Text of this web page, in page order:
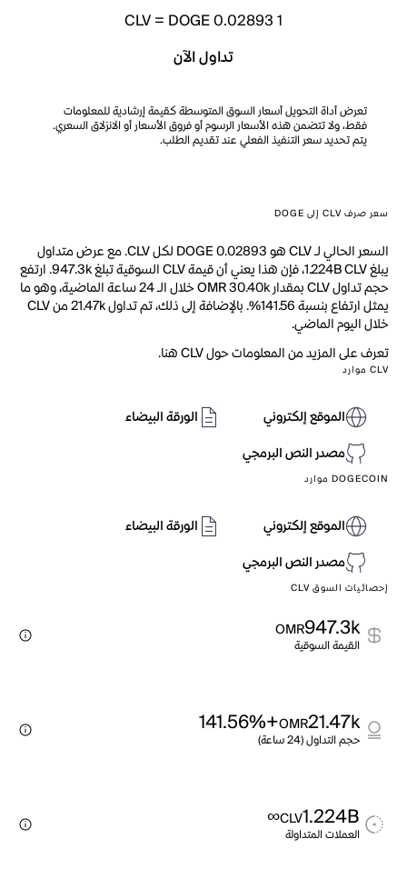
1
CLV= DOGE 0.02893
تداول الآن
تعرض أداة التحويل أسعار السوق المتوسطة كقيمة إرشادية للمعلومات
فقط، ولا تتضمن هذه الأسعار الرسوم أو فروق الأسعار أو الانزلاق السعري.
يتم تحديد سعر التنفيذ الفعلي عند تقديم الطلب.
سعر صرف CLV إلى DOGE
السعر الحالي لـ CLV هو DOGE 0.02893 لكل CLV. مع عرض متداول
يبلغ 1.224B CLV، فإن هذا يعني أن قيمة CLV السوقية تبلغ 947.3k. ارتفع
حجم تداول CLV بمقدار OMR 30.40k خلال الـ 24 ساعة الماضية، وهو ما
يمثل ارتفاع بنسبة 141.56%. بالإضافة إلى ذلك، تم تداول 21.47k من CLV
خلال اليوم الماضي.
تعرف على المزيد من المعلومات حول CLV هنا.
CLV موارد
الموقع إلكتروني
الورقة البيضاء
مصدر النص البرمجي
DOGECOIN موارد
الموقع إلكتروني
الورقة البيضاء
مصدر النص البرمجي
إحصائيات السوق CLV
947.3k
OMR
القيمة السوقية
21.47k
OMR
+141.56%
حجم التداول (24 ساعة)
1.224B
CLV
∞
العملات المتداولة